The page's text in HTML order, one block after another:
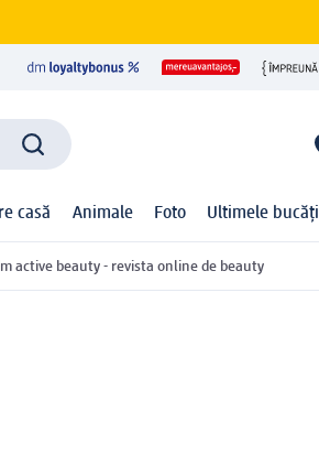
casă Animale Foto Ultimele bucăți
active beauty - revista online de beauty